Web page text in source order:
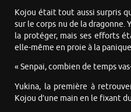
Kojou était tout aussi surpris
sur le corps nu de la dragonne.
la protéger, mais ses efforts
elle-même en proie à la
« Senpai, combien de temps
Yukina, la première à
Kojou d’une main en le fixant